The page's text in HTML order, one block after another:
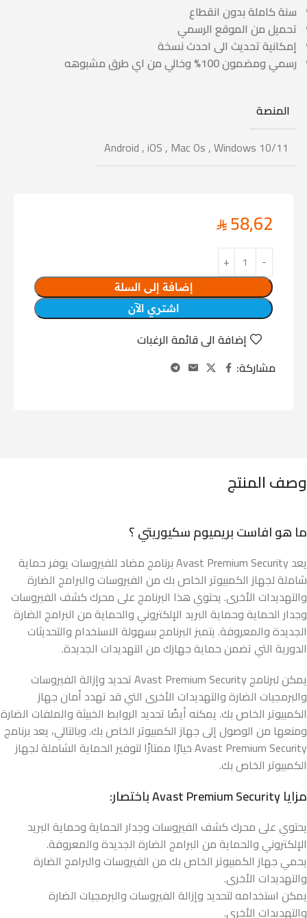
سنة كاملة بدون انقطاع
تحميل من الموقع الرسمي
إمكانية تحديث الى احدث نسخة
رسمي ومضمون 100% وخالي من اي طرق مشبوهه
المنصة
Android,iOS, Mac Os,Windows 10/11
58,62
إضافة إلى السلة
اشتري الآن
إضافة الى قائمة الرغبات
مشاركة:
وصف المنتج
ما هو افاست بريميوم سكيوريتي ؟
يعد Avast Premium Security برنامج مضاد للفيروسات يوفر حماية
شاملة لجهاز الكمبيوتر الخاص بك من الفيروسات والبرامج الضارة
والتهديدات الأخرى. يحتوي هذا البرنامج على محرك كشف الفيروسات
وجدار الحماية وحماية البريد الإلكتروني والحماية من البرامج الضارة
الجديدة والمعروفة. يتميز البرنامج بسهولة الاستخدام والتحديثات
الدورية التي تضمن حماية جهازك من التهديدات الجديدة.
يمكن لبرنامج Avast Premium Security تحديد وإزالة الفيروسات
والبرمجيات الضارة والتهديدات الأخرى التي قد تهدد أمان جهاز
الكمبيوتر الخاص بك. يمكنه أيضًا تحديد الروابط الخبيثة والملفات الضارة
ومنعها من الوصول إلى جهاز الكمبيوتر الخاص بك. وبالتالي، يعد برنامج
Avast Premium Security خيارًا ممتازًا لتوفير الحماية الشاملة لجهاز
الكمبيوتر الخاص بك.
مزايا Avast Premium Security باختصار:
يحتوي على محرك كشف الفيروسات وجدار الحماية وحماية البريد
الإلكتروني والحماية من البرامج الضارة الجديدة والمعروفة.
يحمي جهاز الكمبيوتر الخاص بك من الفيروسات والبرامج الضارة
والتهديدات الأخرى.
يمكن استخدامه لتحديد وإزالة الفيروسات والبرمجيات الضارة
والتهديدات الأخرى.